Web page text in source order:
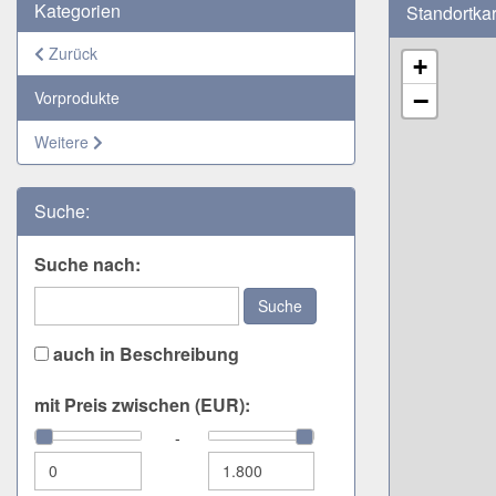
Kategorien
Zurück
Vorprodukte
Weitere
Suche:
Suche nach:
Suche
auch in Beschreibung
mit Preis zwischen (EUR):
-
+
−